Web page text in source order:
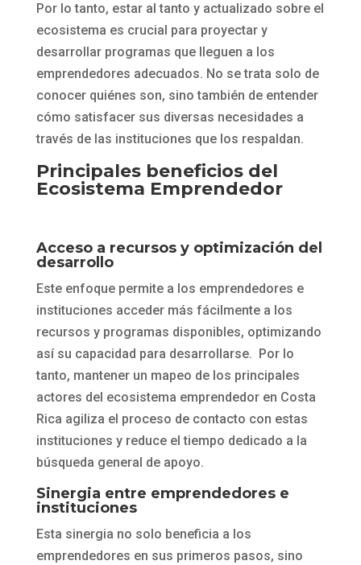
Por lo tanto, estar al tanto y actualizado sobre el
ecosistema es crucial para proyectar y
desarrollar programas que lleguen a los
emprendedores adecuados. No se trata solo de
conocer quiénes son, sino también de entender
cómo satisfacer sus diversas necesidades a
través de las instituciones que los respaldan.
Principales beneficios del
Ecosistema Emprendedor
Acceso a recursos y optimización del
desarrollo
Este enfoque permite a los emprendedores e
instituciones acceder más fácilmente a los
recursos y programas disponibles, optimizando
así su capacidad para desarrollarse. Por lo
tanto, mantener un mapeo de los principales
actores del ecosistema emprendedor en Costa
Rica agiliza el proceso de contacto con estas
instituciones y reduce el tiempo dedicado a la
búsqueda general de apoyo.
Sinergia entre emprendedores e
instituciones
Esta sinergia no solo beneficia a los
emprendedores en sus primeros pasos, sino